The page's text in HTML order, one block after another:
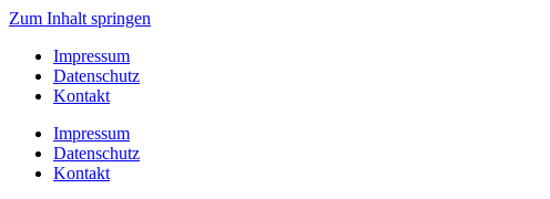
Zum Inhalt springen
Impressum
Datenschutz
Kontakt
Impressum
Datenschutz
Kontakt